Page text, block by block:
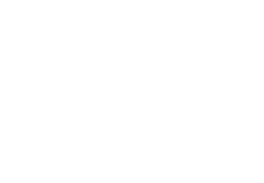
dei pagamenti tra diversi Paesi.
avere un codice SWIFT dedicato per ogni
significa che è il codice SWIFT della sede centrale.
il conto del destinatario e stornare il pagamento.